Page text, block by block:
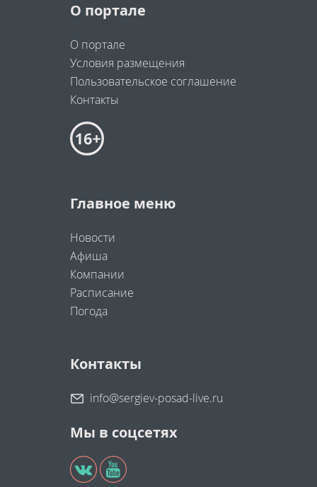
О портале
О портале
Условия размещения
Пользовательское соглашение
Контакты
Главное меню
Новости
Афиша
Компании
Расписание
Погода
Контакты
info@sergiev-posad-live.ru
Мы в соцсетях